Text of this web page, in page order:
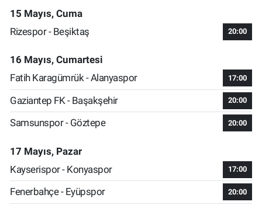
15 Mayıs, Cuma
Rizespor - Beşiktaş
20:00
16 Mayıs, Cumartesi
Fatih Karagümrük - Alanyaspor
17:00
Gaziantep FK - Başakşehir 20:00
Samsunspor - Göztepe 20:00
17 Mayıs, Pazar
Kayserispor - Konyaspor
17:00
Fenerbahçe - Eyüpspor 20:00